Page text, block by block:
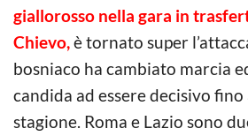
giallorosso nella gara in
Chievo,è tornato super
bosniaco ha cambiato marcia
candida ad essere decisivo
stagione. Roma e Lazio sono